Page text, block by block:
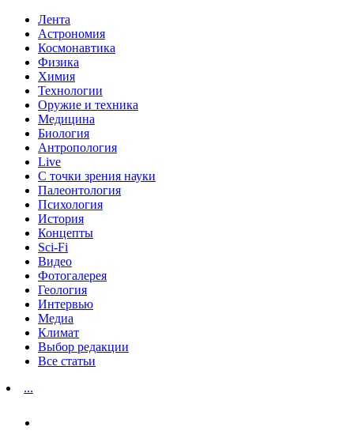
Лента
Астрономия
Космонавтика
Физика
Химия
Технологии
Оружие и техника
Медицина
Биология
Антропология
Live
С точки зрения науки
Палеонтология
Психология
История
Концепты
Sci-Fi
Видео
Фотогалерея
Геология
Интервью
Медиа
Климат
Выбор редакции
Все статьи
...